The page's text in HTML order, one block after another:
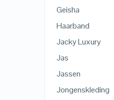
Geisha
Haarband
Jacky Luxury
Jas
Jassen
Jongenskleding